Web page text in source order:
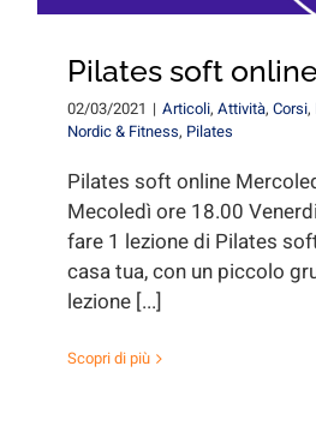
Pilates soft online
02/03/2021 | Articoli, Attività, Corsi,
Nordic & Fitness, Pilates
Pilates soft online
Mecoledì ore 18.00
fare 1 lezione di Pilates
casa tua, con un piccolo
lezione [...]
Scopri di più